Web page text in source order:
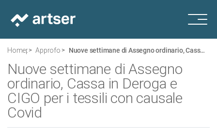
HomepageApprofondimenti Nuove settimane di Assegno ordinario, Cassa in Deroga e CIGO per i tessili con causale Covid
Nuove settimane di Assegno
ordinario, Cassa in Deroga e
CIGO per i tessili con causale
Covid